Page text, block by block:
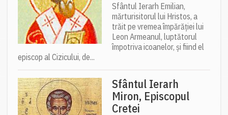
Sfântul Ierarh Emilian,
mărturisitorul lui Hristos, a
trăit pe vremea împărăției lui
Leon Armeanul, luptătorul
împotriva icoanelor, și fiind el
episcop al Cizicului, de...
Sfântul Ierarh
Miron, Episcopul
Cretei